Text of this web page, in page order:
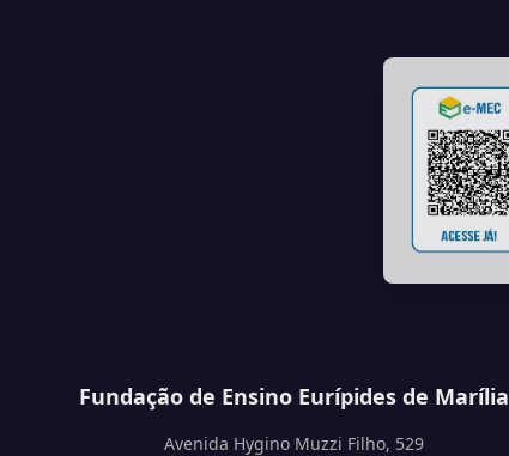
Fundação de Ensino Eurípides de Marília
Avenida Hygino Muzzi Filho, 529